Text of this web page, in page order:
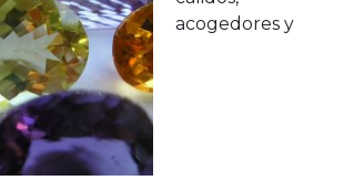
acogedores y